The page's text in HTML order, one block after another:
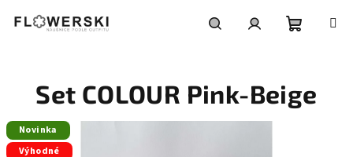
košík
Set COLOUR Pink-Beige
Novinka
Výhodné